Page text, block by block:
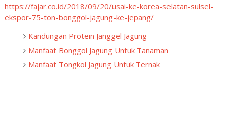
https://fajar.co.id/2018/09/20/usai-ke-korea-selatan-sulsel-
ekspor-75-ton-bonggol-jagung-ke-jepang/
Kandungan Protein Janggel Jagung
Manfaat Bonggol Jagung Untuk Tanaman
Manfaat Tongkol Jagung Untuk Ternak